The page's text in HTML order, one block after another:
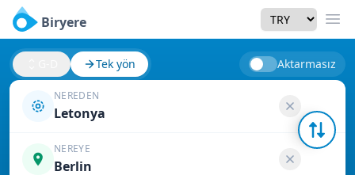
Biryere Currency
Tek yön Aktarmasız
NEREDEN
Letonya
NEREYE
Berlin